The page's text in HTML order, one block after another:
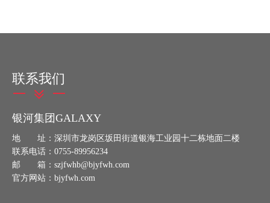
联系我们
银河集团GALAXY
地 址：深圳市龙岗区坂田街道银海工业园十二栋地面二楼
联系电话：0755-89956234
邮 箱：szjfwhb@bjyfwh.com
官方网站：bjyfwh.com